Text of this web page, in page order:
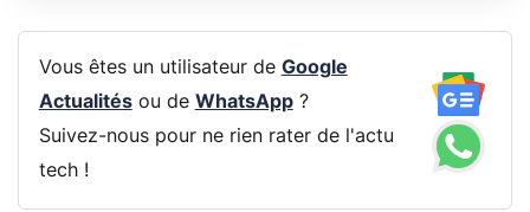
Vous êtes un utilisateur de Google
Actualitésou de WhatsApp?
Suivez-nous pour ne rien rater de l'actu
tech !